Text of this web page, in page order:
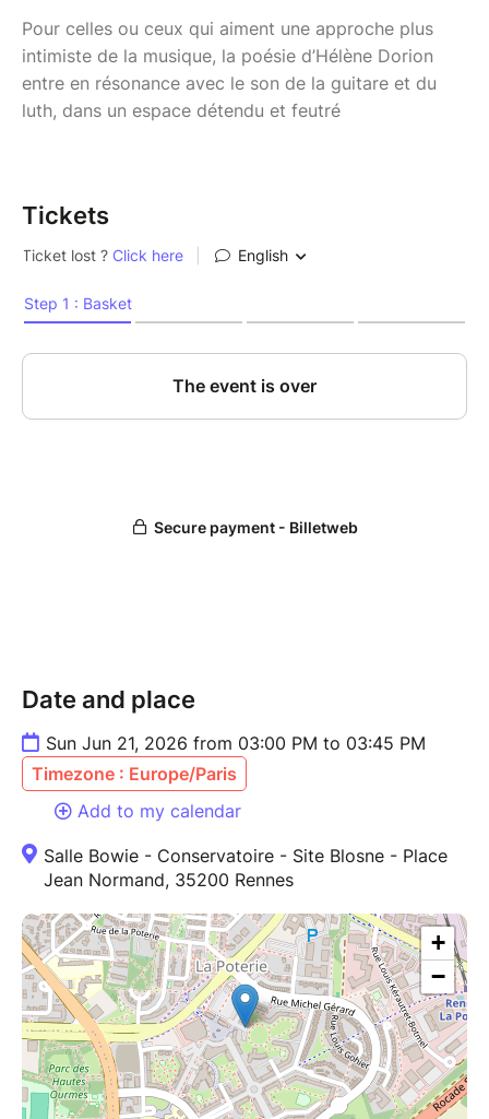
Pour celles ou ceux qui aiment une approche plus
intimiste de la musique, la poésie d’Hélène Dorion
entre en résonance avec le son de la guitare et du
luth, dans un espace détendu et feutré
Tickets
Date and place
Sun Jun 21, 2026 from 03:00 PM to 03:45 PM
Timezone : Europe/Paris
Add to my calendar
Salle Bowie - Conservatoire - Site Blosne - Place
Jean Normand, 35200 Rennes
+
−